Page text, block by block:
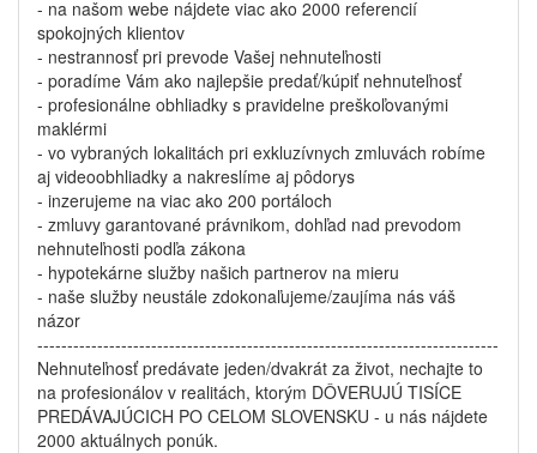
- na našom webe nájdete viac ako 2000 referencií
spokojných klientov
- nestrannosť pri prevode Vašej nehnuteľnosti
- poradíme Vám ako najlepšie predať/kúpiť nehnuteľnosť
- profesionálne obhliadky s pravidelne preškoľovanými
maklérmi
- vo vybraných lokalitách pri exkluzívnych zmluvách robíme
aj videoobhliadky a nakreslíme aj pôdorys
- inzerujeme na viac ako 200 portáloch
- zmluvy garantované právnikom, dohľad nad prevodom
nehnuteľnosti podľa zákona
- hypotekárne služby našich partnerov na mieru
- naše služby neustále zdokonaľujeme/zaujíma nás váš
názor
-----------------------------------------------------------------------------
Nehnuteľnosť predávate jeden/dvakrát za život, nechajte to
na profesionálov v realitách, ktorým DÔVERUJÚ TISÍCE
PREDÁVAJÚCICH PO CELOM SLOVENSKU - u nás nájdete
2000 aktuálnych ponúk.